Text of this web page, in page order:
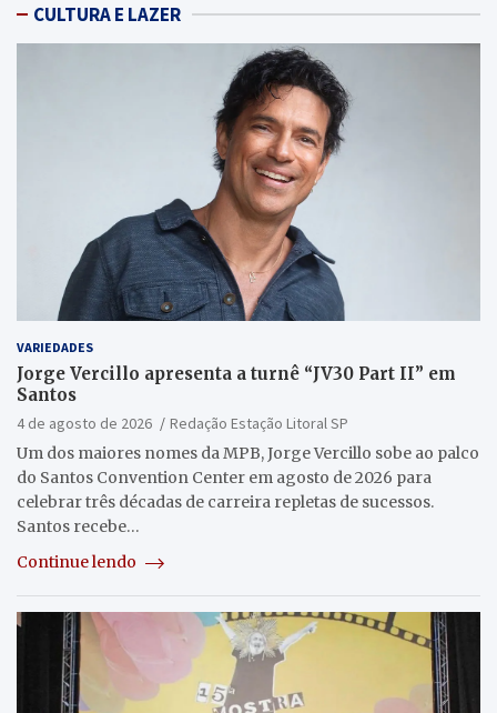
CULTURA E LAZER
VARIEDADES
Jorge Vercillo apresenta a turnê “JV30 Part II” em
Santos
4 de agosto de 2026
Redação Estação Litoral SP
Um dos maiores nomes da MPB, Jorge Vercillo sobe ao palco
do Santos Convention Center em agosto de 2026 para
celebrar três décadas de carreira repletas de sucessos.
Santos recebe…
Continue lendo